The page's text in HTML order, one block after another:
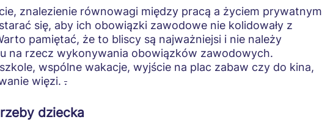
znalezienie równowagi między pracą a życiem prywatnym
się, aby ich obowiązki zawodowe nie kolidowały z
pamiętać, że to bliscy są najważniejsi i nie należy
na rzecz wykonywania obowiązków zawodowych.
wspólne wakacje, wyjście na plac zabaw czy do kina,
więzi. .
dziecka